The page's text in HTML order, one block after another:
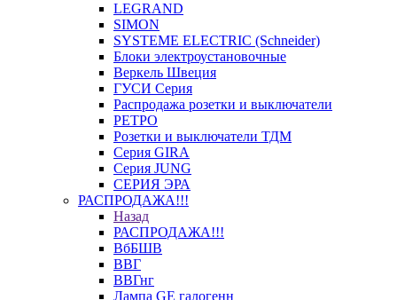
LEGRAND
SIMON
SYSTEME ELECTRIC (Schneider)
Блоки электроустановочные
Веркель Швеция
ГУСИ Серия
Распродажа розетки и выключатели
РЕТРО
Розетки и выключатели ТДМ
Серия GIRA
Серия JUNG
СЕРИЯ ЭРА
РАСПРОДАЖА!!!
Назад
РАСПРОДАЖА!!!
ВбБШВ
ВВГ
ВВГнг
Лампа GE галогенн